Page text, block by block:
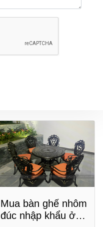
Mua bàn ghế nhôm
đúc nhập khẩu ở